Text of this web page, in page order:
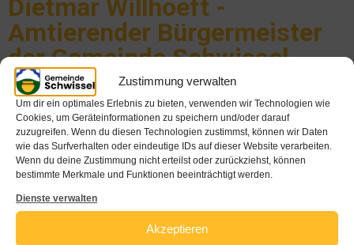
Zustimmung verwalten
Um dir ein optimales Erlebnis zu bieten, verwenden wir Technologien wie
Cookies, um Geräteinformationen zu speichern und/oder darauf
zuzugreifen. Wenn du diesen Technologien zustimmst, können wir Daten
wie das Surfverhalten oder eindeutige IDs auf dieser Website verarbeiten.
Wenn du deine Zustimmung nicht erteilst oder zurückziehst, können
bestimmte Merkmale und Funktionen beeinträchtigt werden.
Dienste verwalten
Akzeptieren
Dietmar Willhoeft -
Amtierender Bürgermeister
der Gemeinde Schwissel
Aus den Kommunalwahlen im Mai 2023 ist
Dietmar Willhoeft als Bürgermeister der Gemeinde
Schwissel hervorgegangen. Im Beruf eines
Produktionsleiters tätig, entstammt er einer
alteingesessenen Schwisseler Familie.
Getreu dem Motto: „Gemeinsam mehr bewegen“